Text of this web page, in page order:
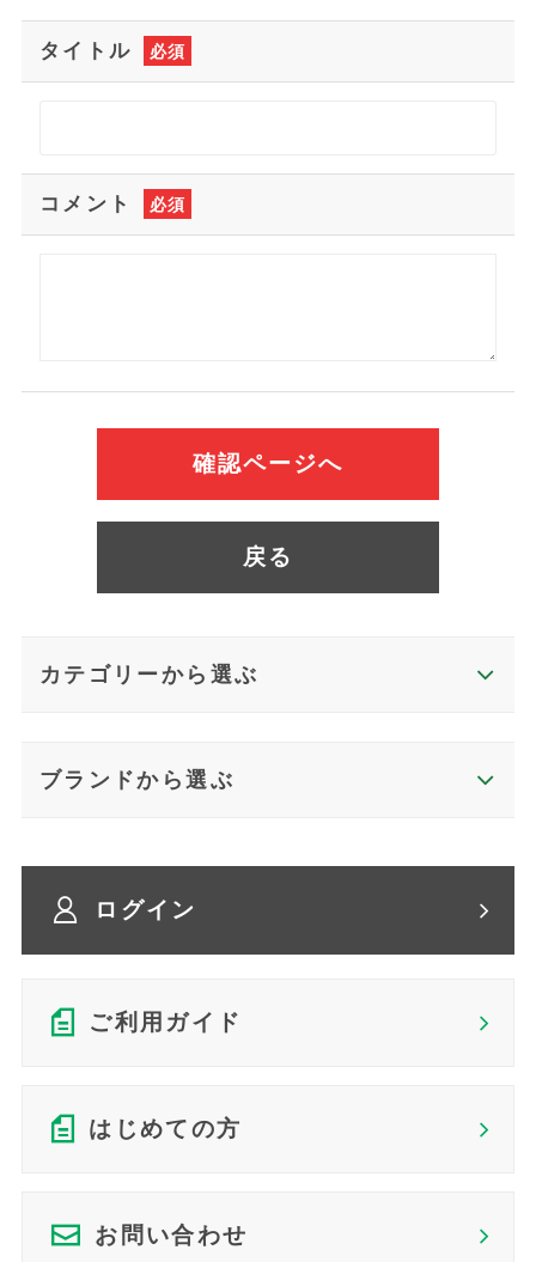
タイトル 必須
コメント 必須
確認ページへ
戻る
カテゴリーから選ぶ
ブランドから選ぶ
ログイン
ご利用ガイド
はじめての方
お問い合わせ